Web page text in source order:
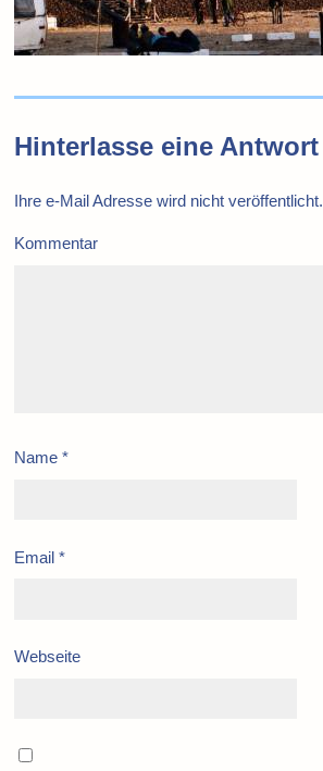
Hinterlasse eine Antwort
Ihre e-Mail Adresse wird nicht veröffentlicht.
Kommentar
Name *
Email *
Webseite